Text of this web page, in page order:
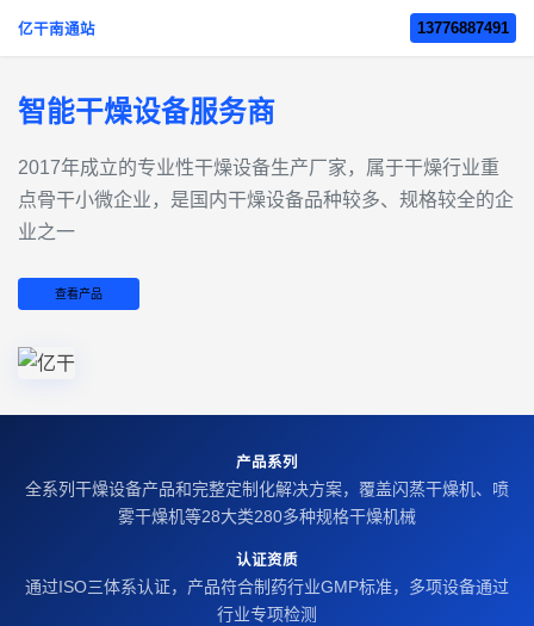
亿干南通站 13776887491
智能干燥设备服务商
2017年成立的‌专业性干燥设备生产厂家‌，属于干燥行业重
点骨干小微企业，是国内干燥设备品种较多、规格较全的企
业之一
查看产品
产品系列
全系列干燥设备产品和完整定制化解决方案，覆盖闪蒸干燥机、喷
雾干燥机等28大类280多种规格干燥机械
认证资质
通过ISO三体系认证，产品符合制药行业GMP标准，多项设备通过
行业专项检测